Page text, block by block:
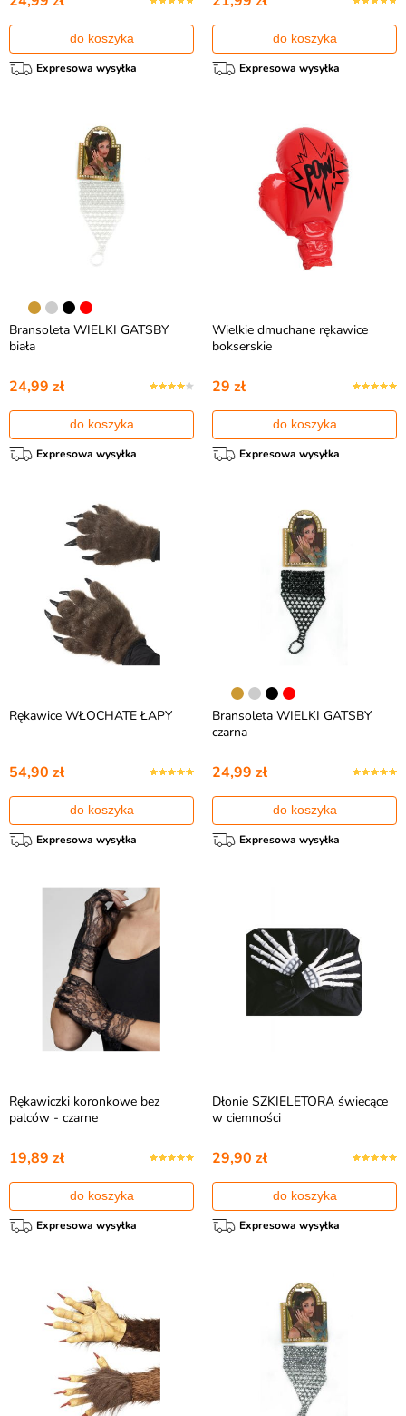
do koszyka
Expresowa wysyłka
do koszyka
Expresowa wysyłka
Bransoleta WIELKI GATSBY
biała
24,99 zł
do koszyka
Expresowa wysyłka
Wielkie dmuchane rękawice
bokserskie
29 zł
do koszyka
Expresowa wysyłka
Rękawice WŁOCHATE ŁAPY
54,90 zł
do koszyka
Expresowa wysyłka
Bransoleta WIELKI GATSBY
czarna
24,99 zł
do koszyka
Expresowa wysyłka
Rękawiczki koronkowe bez
palców - czarne
19,89 zł
do koszyka
Expresowa wysyłka
Dłonie SZKIELETORA świecące
w ciemności
29,90 zł
do koszyka
Expresowa wysyłka